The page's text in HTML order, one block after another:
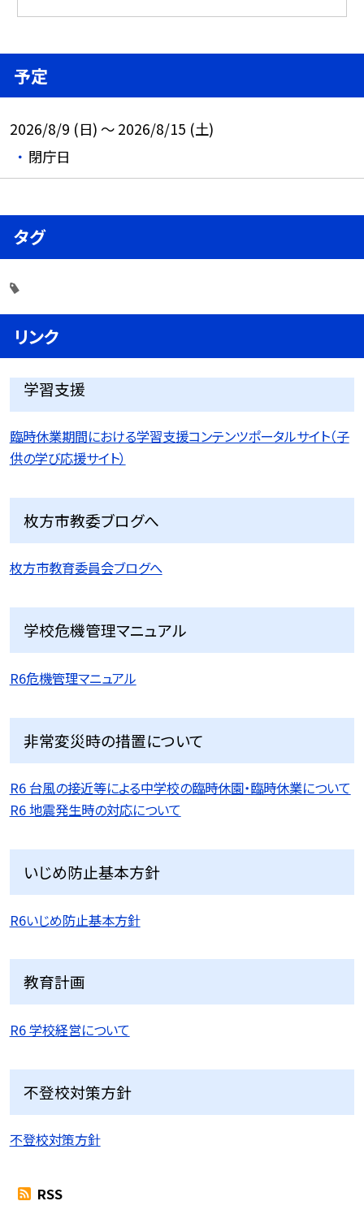
予定
2026/8/9 (日) ～ 2026/8/15 (土)
閉庁日
タグ
リンク
学習支援
臨時休業期間における学習支援コンテンツポータルサイト（子
供の学び応援サイト）
枚方市教委ブログへ
枚方市教育委員会ブログへ
学校危機管理マニュアル
R6危機管理マニュアル
非常変災時の措置について
R6 台風の接近等による中学校の臨時休園・臨時休業について
R6 地震発生時の対応について
いじめ防止基本方針
R6いじめ防止基本方針
教育計画
R6 学校経営について
不登校対策方針
不登校対策方針
RSS